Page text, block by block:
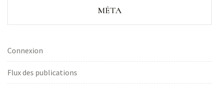
MÉTA
Connexion
Flux des publications